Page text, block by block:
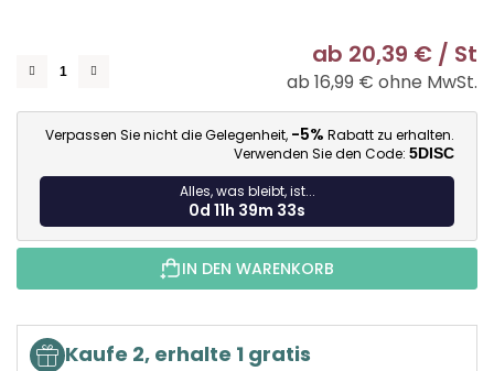
ab 20,39 € / St
ab 16,99 € ohne MwSt.
Verpassen Sie nicht die Gelegenheit, -5% Rabatt zu erhalten.
Verwenden Sie den Code: 5DISC
Alles, was bleibt, ist...
0d 11h 39m 32s
IN DEN WARENKORB
Kaufe 2, erhalte 1 gratis